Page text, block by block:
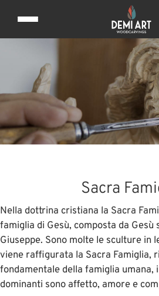
Sacra
Nella dottrina cristiana la Sacra
famiglia di Gesù, composta da Gesù
Giuseppe. Sono molte le sculture in
viene raffigurata la Sacra Famiglia,
fondamentale della famiglia umana,
dominanti sono affetto, amore e